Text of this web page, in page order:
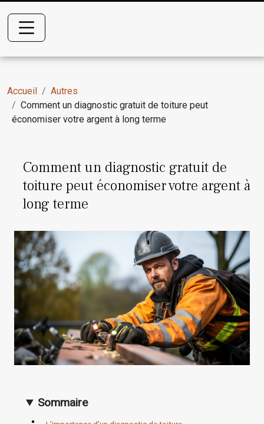
Accueil
Autres
Comment un diagnostic gratuit de toiture peut
économiser votre argent à long terme
Comment un diagnostic gratuit de
toiture peut économiser votre argent à
long terme
Sommaire